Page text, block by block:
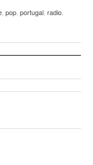
pop portugal radio